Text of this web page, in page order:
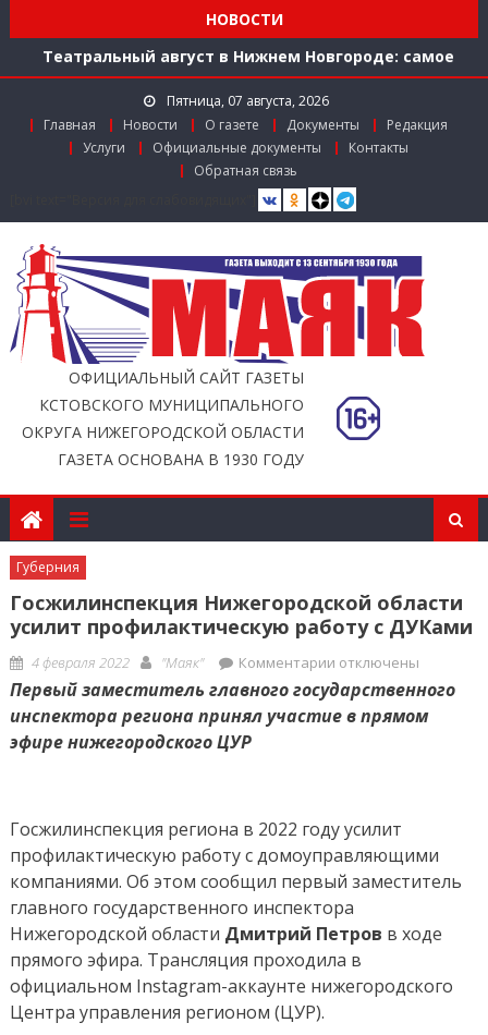
НОВОСТИ
ул. Рождественской: итоги совместной работы
Театральный август в Нижнем Новгороде: самое
время зарядиться искусством!
Доступ к лекарствам по федеральной льготе
Поддержка в региональном грантовом конкурсе
«Драйверы роста»
Заслуженный работник агропромышленного
комплекса
Мониторинг доступности городской среды на
ул. Рождественской: итоги совместной работы
Пятница, 07 августа, 2026
Главная
Новости О газете Документы
Редакция
Услуги
Официальные документы
Контакты
Обратная связь
ОФИЦИАЛЬНЫЙ САЙТ ГАЗЕТЫ
КСТОВСКОГО МУНИЦИПАЛЬНОГО
ОКРУГА НИЖЕГОРОДСКОЙ ОБЛАСТИ
ГАЗЕТА ОСНОВАНА В 1930 ГОДУ
Губерния
Госжилинспекция Нижегородской области
усилит профилактическую работу с ДУКами
Posted
on
4 февраля 2022 Author
"Маяк" Комментариик
записи
Госжилинспекция
работу
с
ДУКами
отключены
Первый заместитель главного государственного
инспектора региона принял участие в прямом
эфире нижегородского ЦУР
Госжилинспекция региона в 2022 году усилит
профилактическую работу с домоуправляющими
компаниями. Об этом сообщил первый заместитель
главного государственного инспектора
Нижегородской области Дмитрий Петров в ходе
прямого эфира. Трансляция проходила в
официальном Instagram-аккаунте нижегородского
Центра управления регионом (ЦУР).